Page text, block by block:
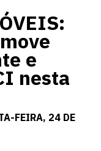
e
nesta
FEIRA, 24 DE